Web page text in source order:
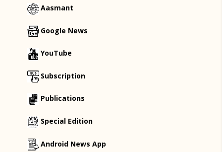
Aasmant
Google News
YouTube
Subscription
Publications
Special Edition
Android News App